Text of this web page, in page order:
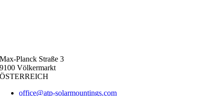
Max-Planck Straße 3
9100 Völkermarkt
ÖSTERREICH
office@atp-solarmountings.com